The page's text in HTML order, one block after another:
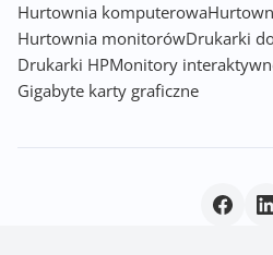
Hurtownia komputerowa
Hurtownia monitorówDrukarki
Drukarki HPMonitory
Gigabyte karty graficzne